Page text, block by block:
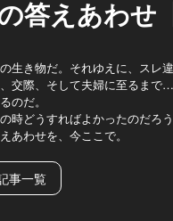
答えあわせ
生き物だ。それゆえに、スレ
交際、そして夫婦に至るまで
のだ。
時どうすればよかったのだろ
あわせを、今ここで。
事一覧